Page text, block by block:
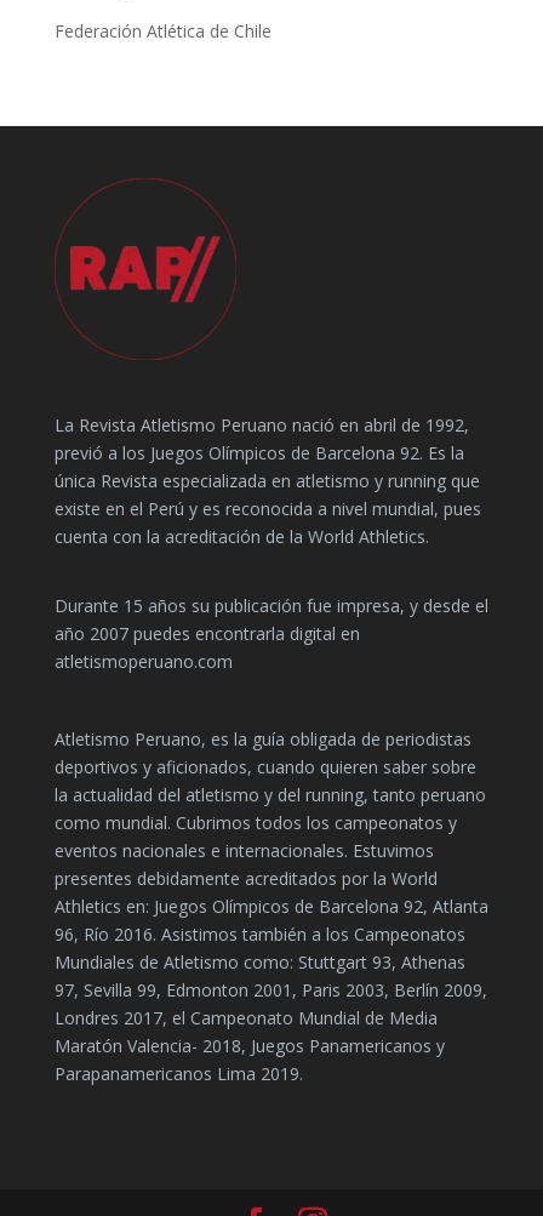
Federación Atlética de Chile
La Revista Atletismo Peruano nació en abril de 1992,
previó a los Juegos Olímpicos de Barcelona 92. Es la
única Revista especializada en atletismo y running que
existe en el Perú y es reconocida a nivel mundial, pues
cuenta con la acreditación de la World Athletics.
Durante 15 años su publicación fue impresa, y desde el
año 2007 puedes encontrarla digital en
atletismoperuano.com
Atletismo Peruano, es la guía obligada de periodistas
deportivos y aficionados, cuando quieren saber sobre
la actualidad del atletismo y del running, tanto peruano
como mundial. Cubrimos todos los campeonatos y
eventos nacionales e internacionales. Estuvimos
presentes debidamente acreditados por la World
Athletics en: Juegos Olímpicos de Barcelona 92, Atlanta
96, Río 2016. Asistimos también a los Campeonatos
Mundiales de Atletismo como: Stuttgart 93, Athenas
97, Sevilla 99, Edmonton 2001, Paris 2003, Berlín 2009,
Londres 2017, el Campeonato Mundial de Media
Maratón Valencia- 2018, Juegos Panamericanos y
Parapanamericanos Lima 2019.